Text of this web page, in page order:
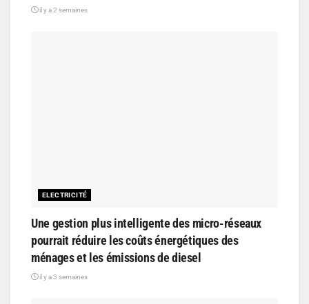
il y a 2 semaines
ELECTRICITÉ
Une gestion plus intelligente des micro-réseaux
pourrait réduire les coûts énergétiques des
ménages et les émissions de diesel
il y a 3 semaines